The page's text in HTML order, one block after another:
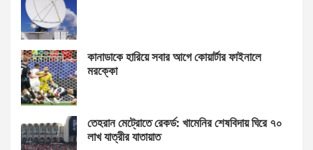
কানাডাকে হারিয়ে সবার আগে কোয়ার্টার ফাইনালে
মরক্কো
তেহরান মেট্রোতে রেকর্ড: খামেনির শেষবিদায় ঘিরে ৭০
লাখ যাত্রীর যাতায়াত